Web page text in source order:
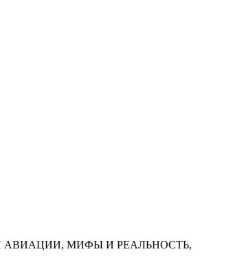
АВИАЦИИ, МИФЫ И РЕАЛЬНОСТЬ,